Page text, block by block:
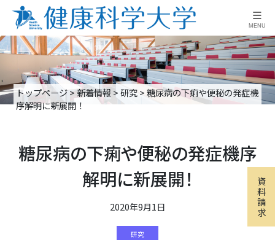
≡
MENU
資
料
請
求
トップページ>新着情報 >研究>糖尿病の下痢や便秘の発症機
序解明に新展開！
糖尿病の下痢や便秘の発症機序
解明に新展開！
2020年9月1日
研究